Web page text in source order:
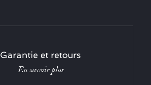
Garantie et retours
En savoir plus